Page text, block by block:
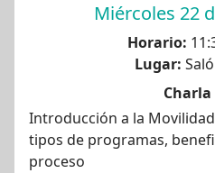
Miércoles 22
Horario:
Lugar:
Charla
Introducción a la
tipos de programas,
proceso